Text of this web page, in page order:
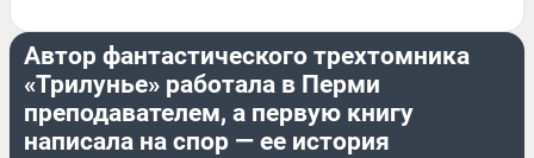
Автор фантастического трехтомника
«Трилунье» работала в Перми
преподавателем, а первую книгу
написала на спор — ее история